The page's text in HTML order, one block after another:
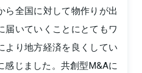
ら全国に対して物作りが出
届いていくことにとてもワ
より地方経済を良くしてい
じました。共創型M&Aに